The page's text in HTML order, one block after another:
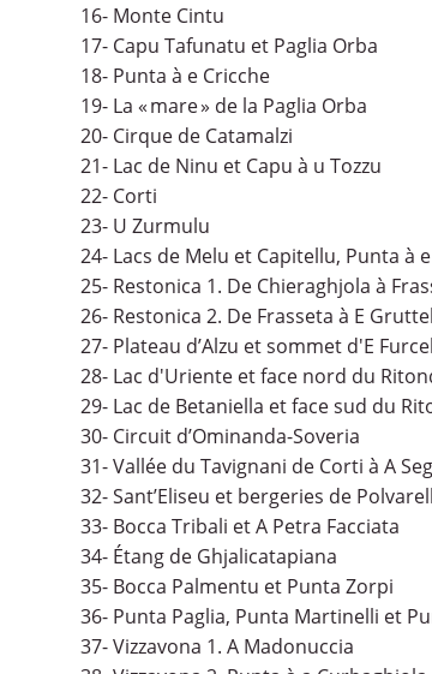
16- Monte Cintu
17- Capu Tafunatu et Paglia Orba
18- Punta à e Cricche
19- La « mare » de la Paglia Orba
20- Cirque de Catamalzi
21- Lac de Ninu et Capu à u Tozzu
22- Corti
23- U Zurmulu
24- Lacs de Melu et Capitellu, Punta à
25- Restonica 1. De Chieraghjola à
26- Restonica 2. De Frasseta à E
27- Plateau d’Alzu et sommet d'E
28- Lac d'Uriente et face nord du
29- Lac de Betaniella et face sud du
30- Circuit d’Ominanda-Soveria
31- Vallée du Tavignani de Corti à A
32- Sant’Eliseu et bergeries de
33- Bocca Tribali et A Petra Facciata
34- Étang de Ghjalicatapiana
35- Bocca Palmentu et Punta Zorpi
36- Punta Paglia, Punta Martinelli et
37- Vizzavona 1. A Madonuccia